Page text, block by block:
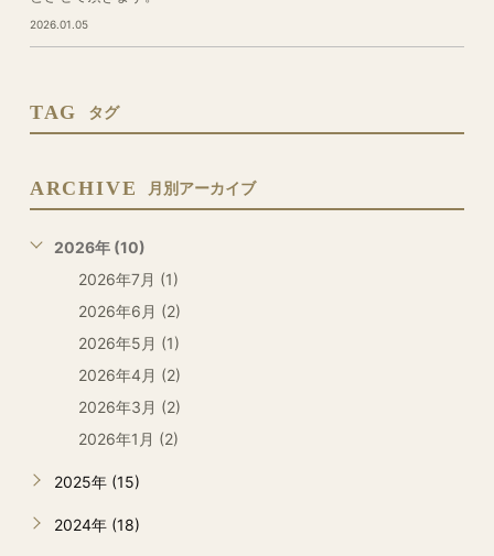
2026.01.05
TAG タグ
ARCHIVE 月別アーカイブ
2026年 (10)
2026年7月 (1)
2026年6月 (2)
2026年5月 (1)
2026年4月 (2)
2026年3月 (2)
2026年1月 (2)
2025年 (15)
2024年 (18)